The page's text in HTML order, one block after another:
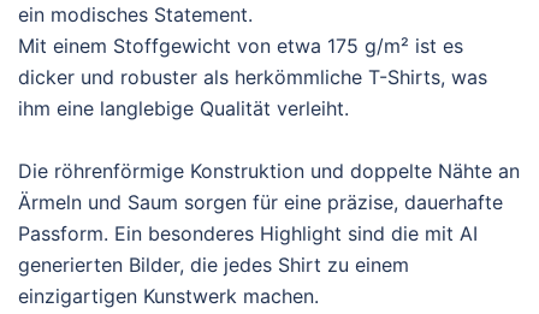
ein modisches Statement.
Mit einem Stoffgewicht von etwa 175 g/m² ist es
dicker und robuster als herkömmliche T-Shirts, was
ihm eine langlebige Qualität verleiht.
Die röhrenförmige Konstruktion und doppelte Nähte an
Ärmeln und Saum sorgen für eine präzise, dauerhafte
Passform. Ein besonderes Highlight sind die mit AI
generierten Bilder, die jedes Shirt zu einem
einzigartigen Kunstwerk machen.